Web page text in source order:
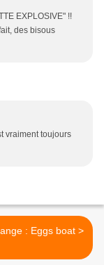
EXPLOSIVE" !!
des bisous
vraiment toujours
Défi boulange : Eggs boat >